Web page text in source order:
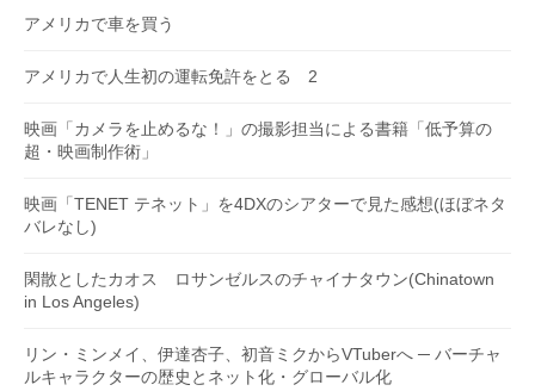
アメリカで車を買う
アメリカで人生初の運転免許をとる 2
映画「カメラを止めるな！」の撮影担当による書籍「低予算の
超・映画制作術」
映画「TENET テネット」を4DXのシアターで見た感想(ほぼネタ
バレなし)
閑散としたカオス ロサンゼルスのチャイナタウン(Chinatown
in Los Angeles)
リン・ミンメイ、伊達杏子、初音ミクからVTuberへ ─ バーチャ
ルキャラクターの歴史とネット化・グローバル化